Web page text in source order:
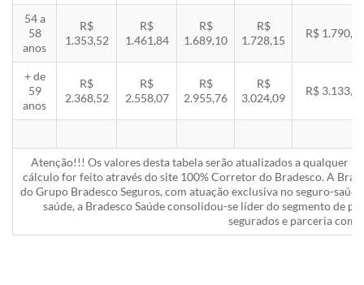
54 a
58
anos
R$
1.353,52
R$
1.461,84
R$
1.689,10
R$
1.728,15
R$
+ de
59
anos
R$
2.368,52
R$
2.558,07
R$
2.955,76
R$
3.024,09
R$
Atenção!!! Os valores desta tabela serão atualizados a qualquer
cálculo for feito através do site 100% Corretor do Bradesco. A
do Grupo Bradesco Seguros, com atuação exclusiva no seguro-
saúde, a Bradesco Saúde consolidou-se líder do segmento de
segurados e parceria com